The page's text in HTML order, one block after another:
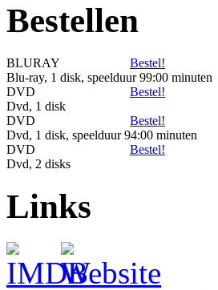
Bestellen
BLURAY
Bestel!
Blu-ray, 1 disk, speelduur 99:00 minuten
DVD
Bestel!
Dvd, 1 disk
DVD
Bestel!
Dvd, 1 disk, speelduur 94:00 minuten
DVD
Bestel!
Dvd, 2 disks
Links